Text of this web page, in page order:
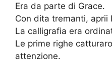
Era da parte di Grace.
Con dita tremanti, aprii
La calligrafia era
Le prime righe
attenzione.